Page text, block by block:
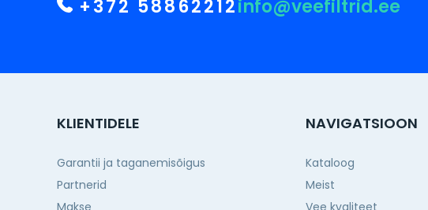
+372 58862212info@veefiltrid.ee
KLIENTIDELE
Garantii ja taganemisõigus
Partnerid
NAVIGATSIOON
Kataloog
Meist